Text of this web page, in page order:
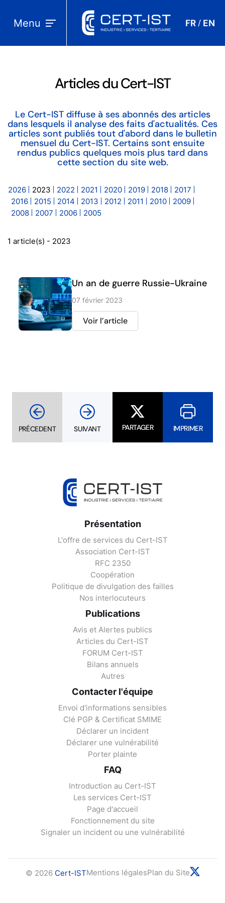
Menu FR / EN
Articles du Cert-IST
Le Cert-IST diffuse à ses abonnés des articles
dans lesquels il analyse des faits d'actualités. Ces
articles sont publiés tout d'abord dans le bulletin
mensuel du Cert-IST. Certains sont ensuite
rendus publics quelques mois plus tard dans
cette section du site web.
2026 2023 2022 2021 2020 2019 2018
2017
2016
2015 2014 2013 2012 2011 2010
2009
2008
2007 2006 2005
1 article(s) - 2023
Un an de guerre Russie-Ukraine
07 février 2023
Voir l’article
PRÉCEDENT SUIVANT PARTAGER IMPRIMER
Présentation
L'offre de services du Cert-IST
Association Cert-IST
RFC 2350
Coopération
Politique de divulgation des failles
Nos interlocuteurs
Publications
Avis et Alertes publics
Articles du Cert-IST
FORUM Cert-IST
Bilans annuels
Autres
Contacter l'équipe
Envoi d'informations sensibles
Clé PGP & Certificat SMIME
Déclarer un incident
Déclarer une vulnérabilité
Porter plainte
FAQ
Introduction au Cert-IST
Les services Cert-IST
Page d'accueil
Fonctionnement du site
Signaler un incident ou une vulnérabilité
© 2026 Cert-ISTMentions légalesPlan du Site